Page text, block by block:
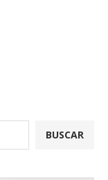
BUSCAR